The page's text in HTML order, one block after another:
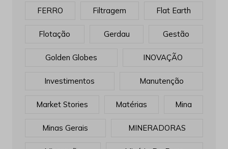
FERRO Filtragem Flat Earth
Flotação Gerdau Gestão
Golden Globes INOVAÇÃO
Investimentos Manutenção
Market Stories Matérias Mina
Minas Gerais MINERADORAS